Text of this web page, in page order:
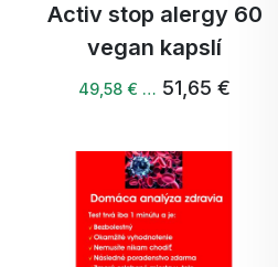
Activ stop alergy 60
vegan kapslí
49,58 € … 51,65 €